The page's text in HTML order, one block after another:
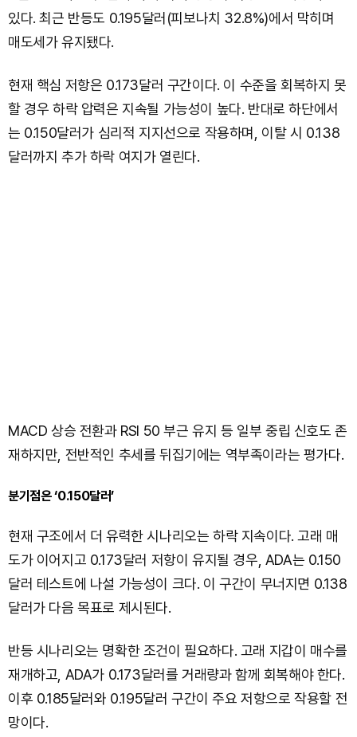
있다. 최근 반등도 0.195달러(피보나치 32.8%)에서 막히며
매도세가 유지됐다.
현재 핵심 저항은 0.173달러 구간이다. 이 수준을 회복하지 못
할 경우 하락 압력은 지속될 가능성이 높다. 반대로 하단에서
는 0.150달러가 심리적 지지선으로 작용하며, 이탈 시 0.138
달러까지 추가 하락 여지가 열린다.
MACD 상승 전환과 RSI 50 부근 유지 등 일부 중립 신호도 존
재하지만, 전반적인 추세를 뒤집기에는 역부족이라는 평가다.
분기점은 ‘0.150달러’
현재 구조에서 더 유력한 시나리오는 하락 지속이다. 고래 매
도가 이어지고 0.173달러 저항이 유지될 경우, ADA는 0.150
달러 테스트에 나설 가능성이 크다. 이 구간이 무너지면 0.138
달러가 다음 목표로 제시된다.
반등 시나리오는 명확한 조건이 필요하다. 고래 지갑이 매수를
재개하고, ADA가 0.173달러를 거래량과 함께 회복해야 한다.
이후 0.185달러와 0.195달러 구간이 주요 저항으로 작용할 전
망이다.